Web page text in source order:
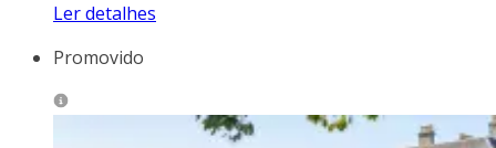
Ler detalhes
Promovido